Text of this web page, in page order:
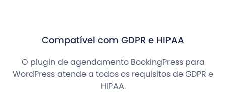
Compatível com GDPR e HIPAA
O plugin de agendamento BookingPress para
WordPress atende a todos os requisitos de GDPR e
HIPAA.